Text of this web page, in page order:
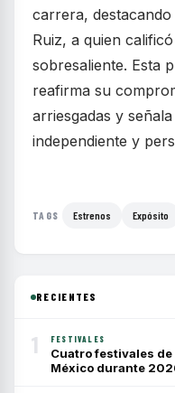
carrera,
Ruiz, a quien
sobresaliente. Esta
reafirma su
arriesgadas y
independiente y
TAGS Estrenos Expósito
RECIENTES
1 FESTIVALES
Cuatro festivales
México durante